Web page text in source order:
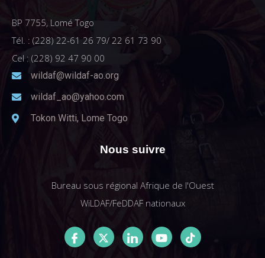
BP 7755, Lomé Togo
Tél. : (228) 22-61 26 79/ 22 61 73 90
Cel : (228) 92 47 90 00
wildaf@wildaf-ao.org
wildaf_ao@yahoo.com
Tokon Witti, Lome Togo
Nous suivre
Bureau sous régional Afrique de l'Ouest
WiLDAF/FeDDAF nationaux